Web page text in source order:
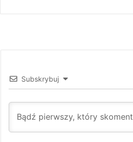
Subskrybuj